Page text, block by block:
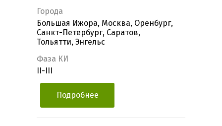
Города
Большая Ижора, Москва, Оренбург,
Санкт-Петербург, Саратов,
Тольятти, Энгельс
Фаза КИ
II-III
Подробнее